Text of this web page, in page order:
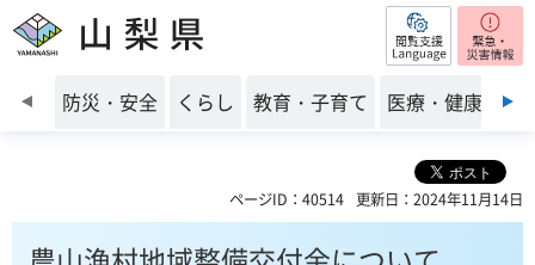
山梨県 閲覧支援
前のスライドを表示
防災・安全 くらし 教育・子育て 医療・健康・福
ページID：40514 更新日：2024年11月14日